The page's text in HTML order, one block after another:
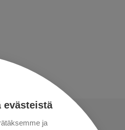
evästeistä
ja